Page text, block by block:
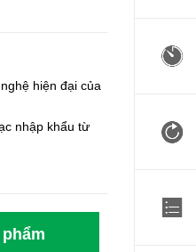
hiện đại của
nhập khẩu từ